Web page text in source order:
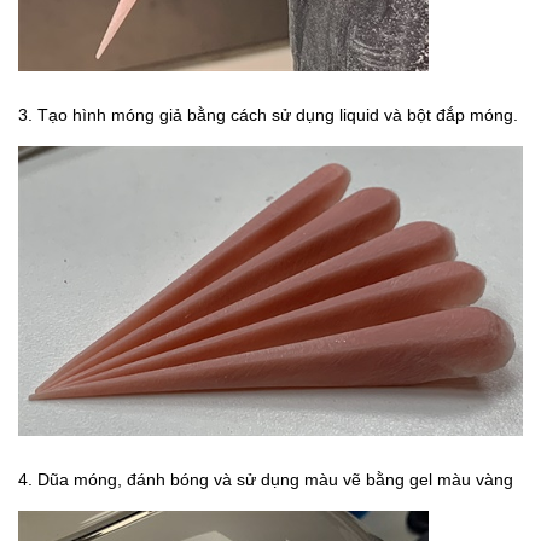
3. Tạo hình móng giả bằng cách sử dụng liquid và bột đắp móng.
4. Dũa móng, đánh bóng và sử dụng màu vẽ bằng gel màu vàng